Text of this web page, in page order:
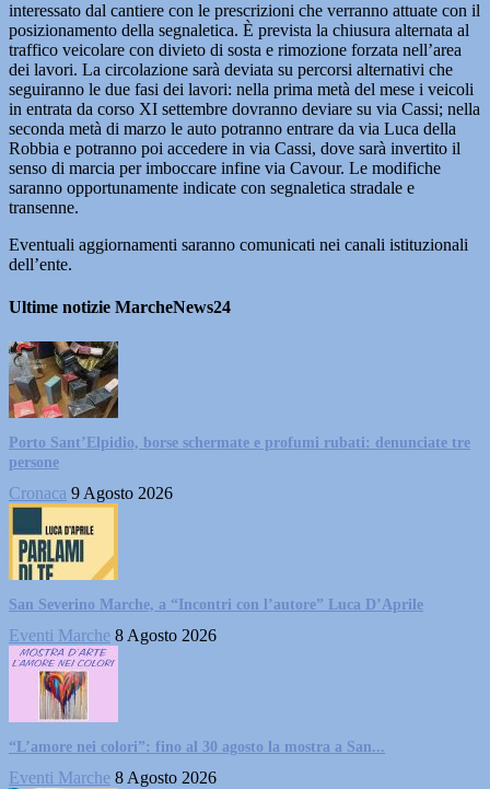
interessato dal cantiere con le prescrizioni che verranno attuate con il
posizionamento della segnaletica. È prevista la chiusura alternata al
traffico veicolare con divieto di sosta e rimozione forzata nell’area
dei lavori. La circolazione sarà deviata su percorsi alternativi che
seguiranno le due fasi dei lavori: nella prima metà del mese i veicoli
in entrata da corso XI settembre dovranno deviare su via Cassi; nella
seconda metà di marzo le auto potranno entrare da via Luca della
Robbia e potranno poi accedere in via Cassi, dove sarà invertito il
senso di marcia per imboccare infine via Cavour. Le modifiche
saranno opportunamente indicate con segnaletica stradale e
transenne.
Eventuali aggiornamenti saranno comunicati nei canali istituzionali
dell’ente.
Ultime notizie MarcheNews24
Porto Sant’Elpidio, borse schermate e profumi rubati: denunciate tre
persone
Cronaca 9 Agosto 2026
San Severino Marche, a “Incontri con l’autore” Luca D’Aprile
Eventi Marche 8 Agosto 2026
“L’amore nei colori”: fino al 30 agosto la mostra a San...
Eventi Marche 8 Agosto 2026